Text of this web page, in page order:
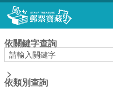
跳到主要內容區塊
依關鍵字查詢
>
依類別查詢